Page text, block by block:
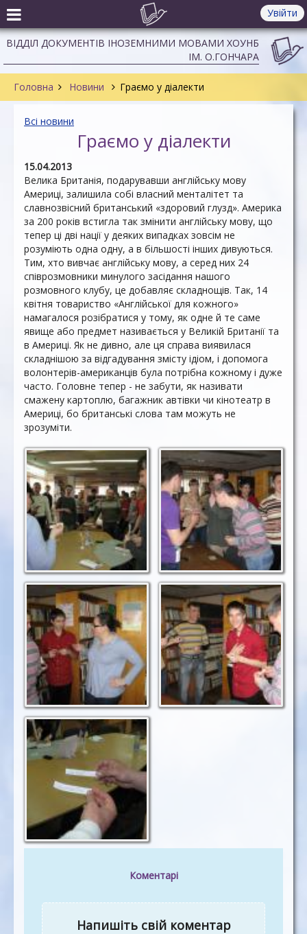
Увійти
ВІДДІЛ ДОКУМЕНТІВ ІНОЗЕМНИМИ МОВАМИ ХОУНБ
ІМ. О.ГОНЧАРА
Головна Новини Граємо у діалекти
Всі новини
Граємо у діалекти
15.04.2013
Велика Британія, подарувавши англійську мову
Америці, залишила собі власний менталітет та
славнозвісний британський «здоровий глузд». Америка
за 200 років встигла так змінити англійську мову, що
тепер ці дві нації у деяких випадках зовсім не
розуміють одна одну, а в більшості інших дивуються.
Тим, хто вивчає англійську мову, а серед них 24
співрозмовники минулого засідання нашого
розмовного клубу, це добавляє складнощів. Так, 14
квітня товариство «Англійської для кожного»
намагалося розібратися у тому, як одне й те саме
явище або предмет називається у Великій Британії та
в Америці. Як не дивно, але ця справа виявилася
складнішою за відгадування змісту ідіом, і допомога
волонтерів-американців була потрібна кожному і дуже
часто. Головне тепер - не забути, як називати
смажену картоплю, багажник автівки чи кінотеатр в
Америці, бо британські слова там можуть не
зрозуміти.
Коментарі
Напишіть свій коментар